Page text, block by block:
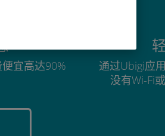
宜高达90%
通过Ubigi应
没有Wi-Fi